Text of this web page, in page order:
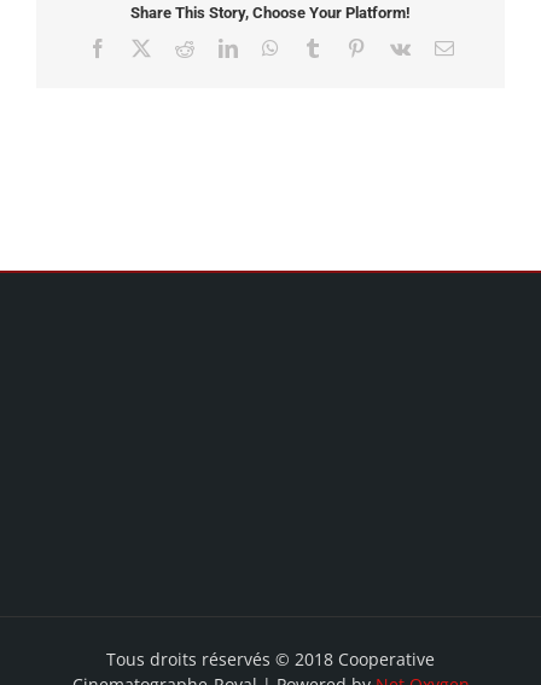
Share This Story, Choose Your Platform!
Facebook RedditLinkedInWhatsApp
Tumblr Pinterest
Vk Email
Tous droits réservés © 2018 Cooperative